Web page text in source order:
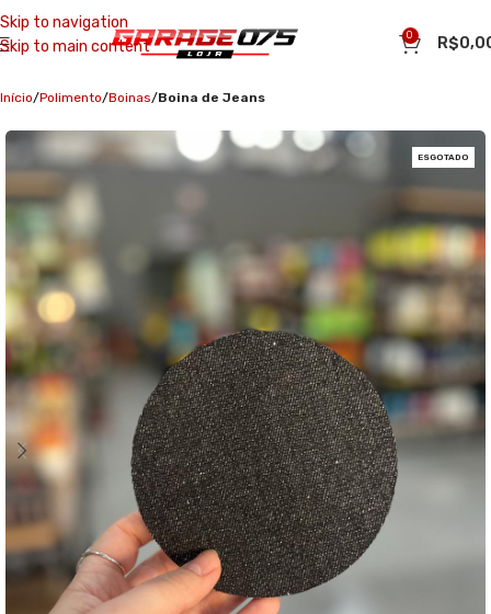
Skip to navigation
Skip to main content
0 R$
Início Polimento Boinas Boina de Jeans
ESGOTADO